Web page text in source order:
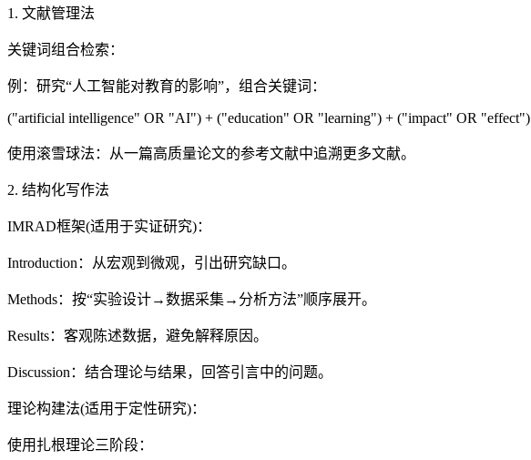
1. 文献管理法
关键词组合检索：
例：研究“人工智能对教育的影响”，组合关键词：
("artificial intelligence" OR "AI") + ("education" OR "learning") + ("impact" OR "effect")
使用滚雪球法：从一篇高质量论文的参考文献中追溯更多文献。
2. 结构化写作法
IMRAD框架(适用于实证研究)：
Introduction：从宏观到微观，引出研究缺口。
Methods：按“实验设计→数据采集→分析方法”顺序展开。
Results：客观陈述数据，避免解释原因。
Discussion：结合理论与结果，回答引言中的问题。
理论构建法(适用于定性研究)：
使用扎根理论三阶段：